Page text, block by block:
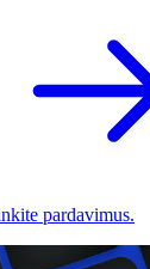
pardavimus.